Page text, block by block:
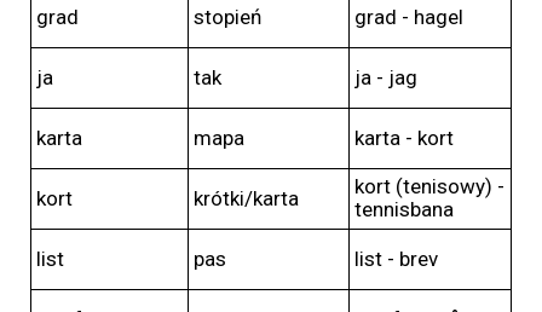
grad stopień grad - hagel
ja tak ja - jag
karta mapa karta - kort
kort krótki/karta
kort (tenisowy) -
tennisbana
list pas list - brev